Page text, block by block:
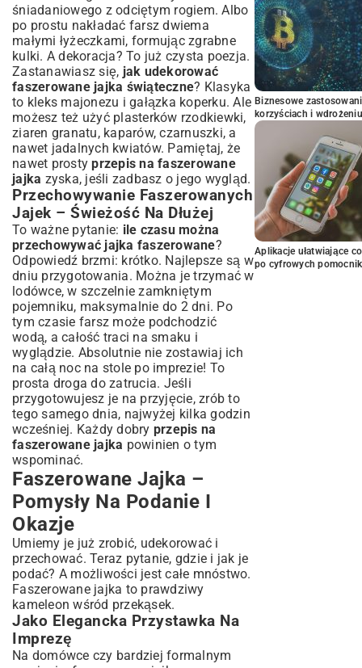
śniadaniowego z odciętym rogiem. Albo
po prostu nakładać farsz dwiema
małymi łyżeczkami, formując zgrabne
kulki. A dekoracja? To już czysta poezja.
Zastanawiasz się, jak udekorować
faszerowane jajka świąteczne? Klasyka
to kleks majonezu i gałązka koperku. Ale
możesz też użyć plasterków rzodkiewki,
ziaren granatu, kaparów, czarnuszki, a
nawet jadalnych kwiatów. Pamiętaj, że
nawet prostyprzepis na faszerowane
jajka zyska, jeśli zadbasz o jego wygląd.
Przechowywanie Faszerowanych
Jajek – Świeżość Na Dłużej
To ważne pytanie: ile czasu można
przechowywać jajka faszerowane?
Odpowiedź brzmi: krótko. Najlepsze są w
dniu przygotowania. Można je trzymać w
lodówce, w szczelnie zamkniętym
pojemniku, maksymalnie do 2 dni. Po
tym czasie farsz może podchodzić
wodą, a całość traci na smaku i
wyglądzie. Absolutnie nie zostawiaj ich
na całą noc na stole po imprezie! To
prosta droga do zatrucia. Jeśli
przygotowujesz je na przyjęcie, zrób to
tego samego dnia, najwyżej kilka godzin
wcześniej. Każdy dobry przepis na
faszerowane jajka powinien o tym
wspominać.
Faszerowane Jajka –
Pomysły Na Podanie I
Okazje
Umiemy je już zrobić, udekorować i
przechować. Teraz pytanie, gdzie i jak je
podać? A możliwości jest całe mnóstwo.
Faszerowane jajka to prawdziwy
kameleon wśród przekąsek.
Jako Elegancka Przystawka Na
Imprezę
Na domówce czy bardziej formalnym
Biznesowe
korzyściach i wdrożeniu
Aplikacje ułatwiające
po cyfrowych